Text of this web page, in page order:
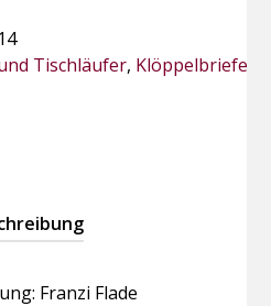
Tischläufer, Klöppelbriefe/-
Franzi Flade